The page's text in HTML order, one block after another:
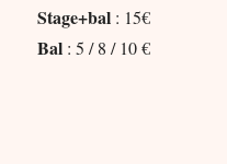
Stage+bal : 15€
Bal : 5 / 8 / 10 €